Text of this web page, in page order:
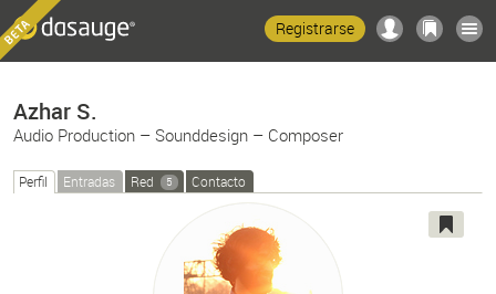
Registrarse
Azhar S.
Audio Production – Sounddesign – Composer
Perfil Entradas Red 5 Contacto